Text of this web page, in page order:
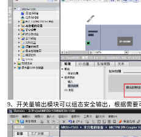
9、开关量输出模块可以组态安全输出，根据需